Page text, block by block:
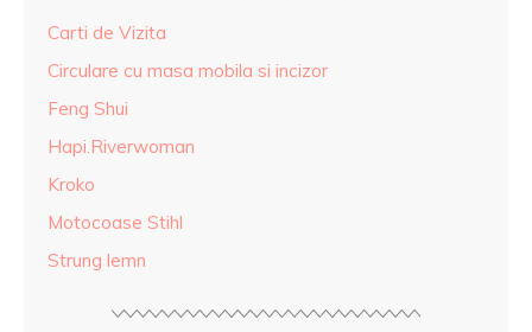
Carti de Vizita
Circulare cu masa mobila si incizor
Feng Shui
Hapi.Riverwoman
Kroko
Motocoase Stihl
Strung lemn